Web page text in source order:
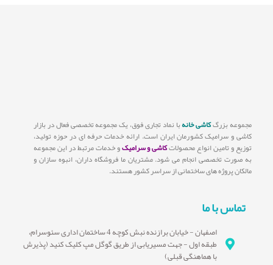
مجموعه بزرگکاشی خانهبا نماد تجاری فوق، یک مجموعه تخصصی فعال در بازار
کاشی و سرامیک کشورمان ایران است. ارائه خدمات حرفه ای در حوزه تولید،
توزیع و تامین انواع محصولاتکاشی و سرامیکو خدمات مرتبط در این مجموعه
به صورت تخصصی انجام می شود. مشتریان ما فروشگاه داران، انبوه سازان و
مالکان پروژه های ساختمانی از سراسر کشور هستند.
تماس با ما
اصفهان - خیابان برازنده نبش کوچه 4 ساختمان اداری سئوسرام،
طبقه اول - جهت مسیریابی از طریق گوگل مپ کلیک کنید (پذیرش
با هماهنگی قبلی)